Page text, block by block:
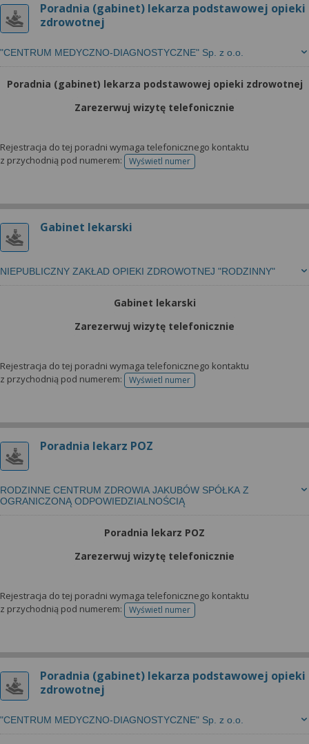
Poradnia (gabinet) lekarza podstawowej opieki
zdrowotnej
"CENTRUM MEDYCZNO-DIAGNOSTYCZNE" Sp. z o.o.
Poradnia (gabinet) lekarza podstawowej opieki zdrowotnej
Zarezerwuj wizytę telefonicznie
Rejestracja do tej poradni wymaga telefonicznego kontaktu
z przychodnią pod numerem:
Wyświetl numertelefonu do rejestracji
Gabinet lekarski
NIEPUBLICZNY ZAKŁAD OPIEKI ZDROWOTNEJ "RODZINNY"
Gabinet lekarski
Zarezerwuj wizytę telefonicznie
Rejestracja do tej poradni wymaga telefonicznego kontaktu
z przychodnią pod numerem:
Wyświetl numertelefonu do rejestracji
Poradnia lekarz POZ
RODZINNE CENTRUM ZDROWIA JAKUBÓW SPÓŁKA Z
OGRANICZONĄ ODPOWIEDZIALNOŚCIĄ
Poradnia lekarz POZ
Zarezerwuj wizytę telefonicznie
Rejestracja do tej poradni wymaga telefonicznego kontaktu
z przychodnią pod numerem:
Wyświetl numertelefonu do rejestracji
Poradnia (gabinet) lekarza podstawowej opieki
zdrowotnej
"CENTRUM MEDYCZNO-DIAGNOSTYCZNE" Sp. z o.o.